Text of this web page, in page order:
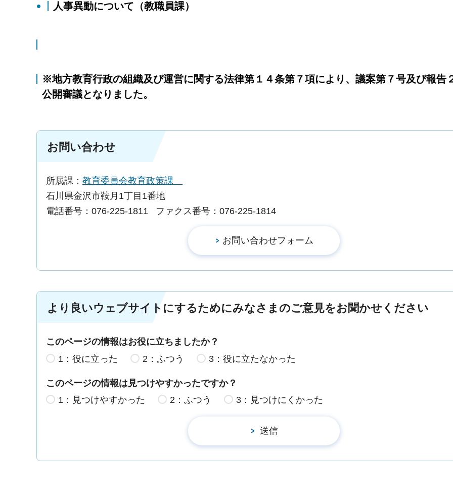
人事異動について（教職員課）
※地方教育行政の組織及び運営に関する法律第１４条第７項により、議案第７号及び報告
公開審議となりました。
お問い合わせ
所属課： 教育委員会教育政策課
石川県金沢市鞍月1丁目1番地
電話番号：076-225-1811
ファクス番号：076-225-1814
より良いウェブサイトにするためにみなさまのご意見をお聞かせください
このページの情報はお役に立ちましたか？
1：役に立った
2：ふつう 3：役に立たなかった
このページの情報は見つけやすかったですか？
1：見つけやすかった
2：ふつう 3：見つけにくかった